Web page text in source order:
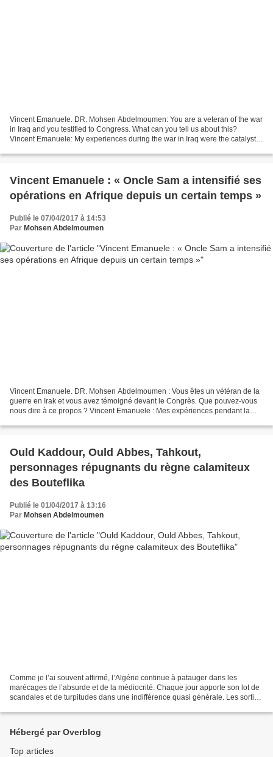
Vincent Emanuele. DR. Mohsen Abdelmoumen: You are a veteran of the war
in Iraq and you testified to Congress. What can you tell us about this?
Vincent Emanuele: My experiences during the war in Iraq were the catalyst
Vincent Emanuele : « Oncle Sam a intensifié ses
opérations en Afrique depuis un certain temps »
Publié le 07/04/2017 à 14:53
Par Mohsen Abdelmoumen
Vincent Emanuele. DR. Mohsen Abdelmoumen : Vous êtes un vétéran de la
guerre en Irak et vous avez témoigné devant le Congrès. Que pouvez-vous
nous dire à ce propos ? Vincent Emanuele : Mes expériences pendant la
Ould Kaddour, Ould Abbes, Tahkout,
personnages répugnants du règne calamiteux
des Bouteflika
Publié le 01/04/2017 à 13:16
Par Mohsen Abdelmoumen
Comme je l’ai souvent affirmé, l’Algérie continue à patauger dans les
marécages de l’absurde et de la médiocrité. Chaque jour apporte son lot de
scandales et de turpitudes dans une indifférence quasi générale. Les sorties
Hébergé par Overblog
Top articles